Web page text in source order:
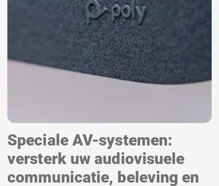
Speciale AV-systemen:
versterk uw audiovisuele
communicatie, beleving en